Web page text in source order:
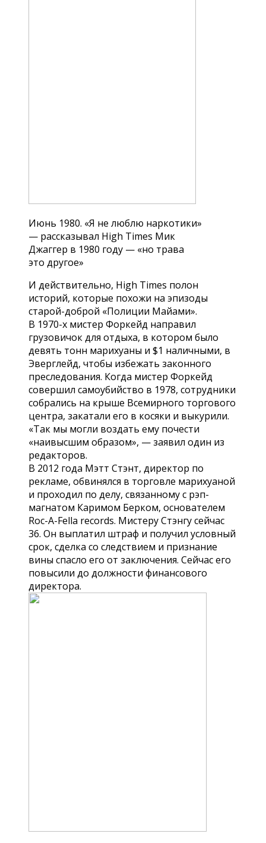
Июнь 1980. «Я не люблю наркотики»
— рассказывал High Times Мик
Джаггер в 1980 году — «но трава
это другое»
И действительно, High Times полон
историй, которые похожи на эпизоды
старой-доброй «Полиции Майами».
В 1970-х мистер Форкейд направил
грузовичок для отдыха, в котором было
девять тонн марихуаны и $1 наличными, в
Эверглейд, чтобы избежать законного
преследования. Когда мистер Форкейд
совершил самоубийство в 1978, сотрудники
собрались на крыше Всемирного торгового
центра, закатали его в косяки и выкурили.
«Так мы могли воздать ему почести
«наивысшим образом», — заявил один из
редакторов.
В 2012 года Мэтт Стэнт, директор по
рекламе, обвинялся в торговле марихуаной
и проходил по делу, связанному с рэп-
магнатом Каримом Берком, основателем
Roc-A-Fella records. Мистеру Стэнгу сейчас
36. Он выплатил штраф и получил условный
срок, сделка со следствием и признание
вины спасло его от заключения. Сейчас его
повысили до должности финансового
директора.